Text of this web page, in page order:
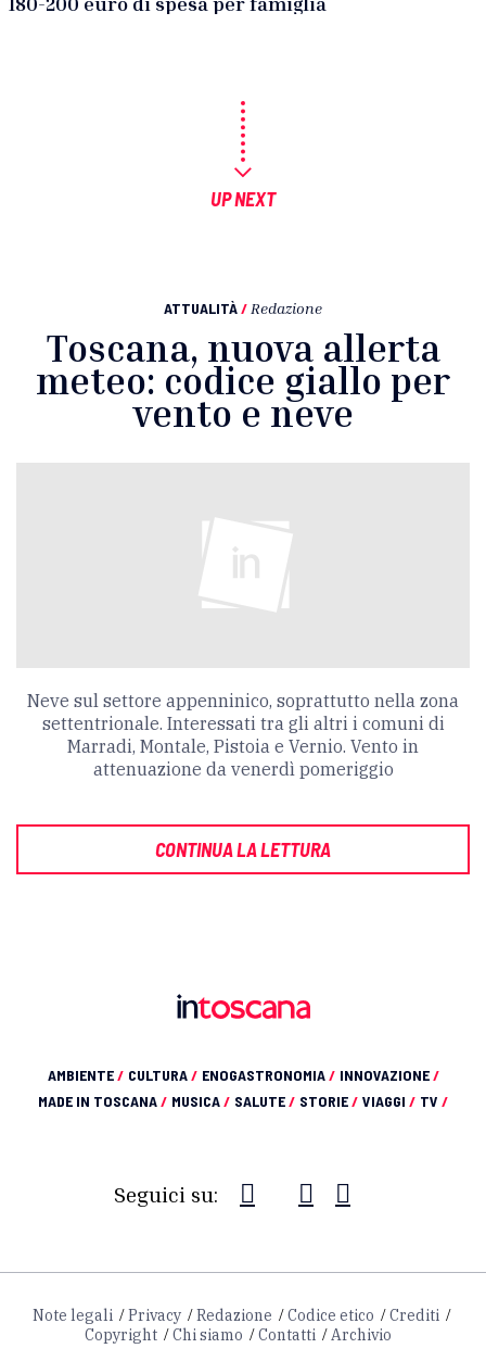
UP NEXT
ATTUALITÀ/ Redazione
Toscana, nuova allerta
meteo: codice giallo per
vento e neve
Neve sul settore appenninico, soprattutto nella zona
settentrionale. Interessati tra gli altri i comuni di
Marradi, Montale, Pistoia e Vernio. Vento in
attenuazione da venerdì pomeriggio
CONTINUA LA LETTURA
AMBIENTE/ CULTURA/ ENOGASTRONOMIA/ INNOVAZIONE/
MADE IN TOSCANA/ MUSICA/ SALUTE/ STORIE/ VIAGGI / TV /
Seguici su:
Note legali Privacy Redazione Codice etico
Crediti
Copyright
Chi siamo Contatti Archivio